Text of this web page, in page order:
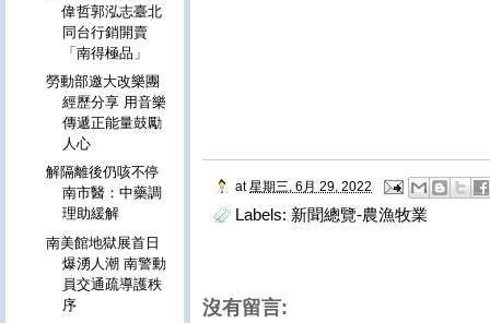
at 星期三, 6月 29, 2022
Labels: 新聞總覽-農漁牧業
沒有留言:
偉哲郭泓志臺北
同台行銷開賣
「南得極品」
勞動部邀大改樂團
經歷分享 用音樂
傳遞正能量鼓勵
人心
解隔離後仍咳不停
南市醫：中藥調
理助緩解
南美館地獄展首日
爆湧人潮 南警動
員交通疏導護秩
序